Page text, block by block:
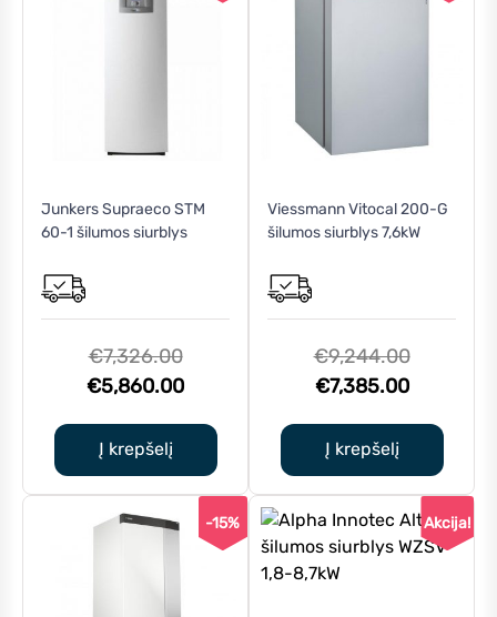
Junkers Supraeco STM
60-1 šilumos siurblys
€7,326.00Original
price
€5,860.00Current
€5,860.00.
Į krepšelį
Viessmann Vitocal 200-G
šilumos siurblys 7,6kW
€9,244.00Original
price
€7,385.00Current
Į krepšelį
-15% Akcija!